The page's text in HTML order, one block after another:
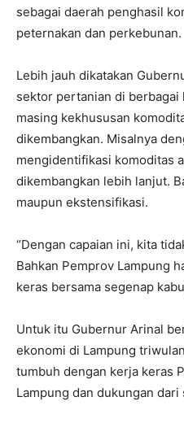
sebagai daerah penghasil
peternakan dan perkebunan.
Lebih jauh dikatakan
sektor pertanian di
masing kekhususan
dikembangkan. Misalnya
mengidentifikasi komoditas
dikembangkan lebih lanjut.
maupun ekstensifikasi.
“Dengan capaian ini, kita
Bahkan Pemprov Lampung
keras bersama segenap
Untuk itu Gubernur Arinal
ekonomi di Lampung
tumbuh dengan kerja keras
Lampung dan dukungan dari